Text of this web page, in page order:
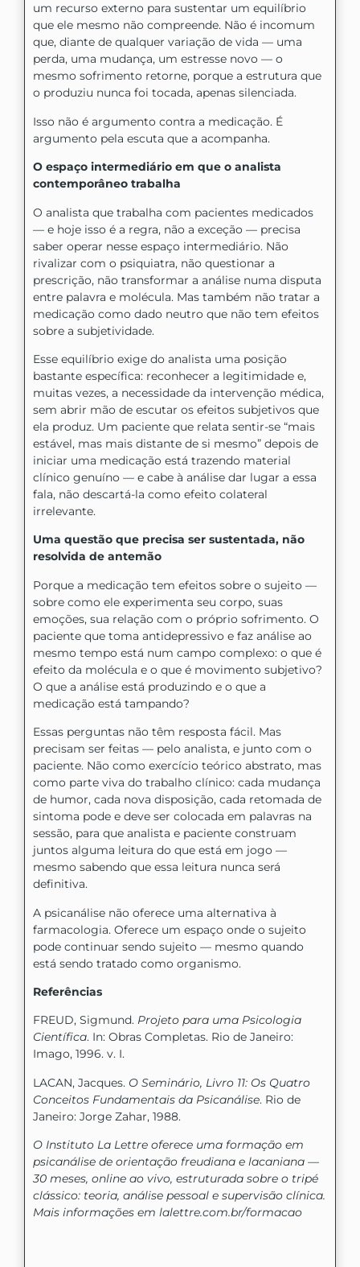
um recurso externo para sustentar um equilíbrio
que ele mesmo não compreende. Não é incomum
que, diante de qualquer variação de vida — uma
perda, uma mudança, um estresse novo — o
mesmo sofrimento retorne, porque a estrutura que
o produziu nunca foi tocada, apenas silenciada.
Isso não é argumento contra a medicação. É
argumento pela escuta que a acompanha.
O espaço intermediário em que o analista
contemporâneo trabalha
O analista que trabalha com pacientes medicados
— e hoje isso é a regra, não a exceção — precisa
saber operar nesse espaço intermediário. Não
rivalizar com o psiquiatra, não questionar a
prescrição, não transformar a análise numa disputa
entre palavra e molécula. Mas também não tratar a
medicação como dado neutro que não tem efeitos
sobre a subjetividade.
Esse equilíbrio exige do analista uma posição
bastante específica: reconhecer a legitimidade e,
muitas vezes, a necessidade da intervenção médica,
sem abrir mão de escutar os efeitos subjetivos que
ela produz. Um paciente que relata sentir-se “mais
estável, mas mais distante de si mesmo” depois de
iniciar uma medicação está trazendo material
clínico genuíno — e cabe à análise dar lugar a essa
fala, não descartá-la como efeito colateral
irrelevante.
Uma questão que precisa ser sustentada, não
resolvida de antemão
Porque a medicação tem efeitos sobre o sujeito —
sobre como ele experimenta seu corpo, suas
emoções, sua relação com o próprio sofrimento. O
paciente que toma antidepressivo e faz análise ao
mesmo tempo está num campo complexo: o que é
efeito da molécula e o que é movimento subjetivo?
O que a análise está produzindo e o que a
medicação está tampando?
Essas perguntas não têm resposta fácil. Mas
precisam ser feitas — pelo analista, e junto com o
paciente. Não como exercício teórico abstrato, mas
como parte viva do trabalho clínico: cada mudança
de humor, cada nova disposição, cada retomada de
sintoma pode e deve ser colocada em palavras na
sessão, para que analista e paciente construam
juntos alguma leitura do que está em jogo —
mesmo sabendo que essa leitura nunca será
definitiva.
A psicanálise não oferece uma alternativa à
farmacologia. Oferece um espaço onde o sujeito
pode continuar sendo sujeito — mesmo quando
está sendo tratado como organismo.
Referências
FREUD, Sigmund. Projeto para uma Psicologia
Científica. In: Obras Completas. Rio de Janeiro:
Imago, 1996. v. I.
LACAN, Jacques. O Seminário, Livro 11: Os Quatro
Conceitos Fundamentais da Psicanálise. Rio de
Janeiro: Jorge Zahar, 1988.
O Instituto La Lettre oferece uma formação em
psicanálise de orientação freudiana e lacaniana —
30 meses, online ao vivo, estruturada sobre o tripé
clássico: teoria, análise pessoal e supervisão clínica.
Mais informações em lalettre.com.br/formacao